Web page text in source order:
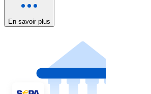
En savoir plus